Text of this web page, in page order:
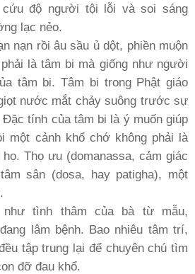
độ người tội lỗi và soi sáng
lạc nẻo.
nạn rồi âu sầu ủ dột, phiền muộn
là tâm bi mà giống như người
tâm bi. Tâm bi trong Phật giáo
nước mắt chảy suông trước sự
tính của tâm bi là ý muốn giúp
một cảnh khổ chớ không phải là
Thọ ưu (domanassa, cảm giác
sân (dosa, hay patigha), một
như tình thâm của bà từ mẫu,
lâm bệnh. Bao nhiêu tâm trí,
tập trung lại để chuyên chú tìm
đỡ đau khổ.